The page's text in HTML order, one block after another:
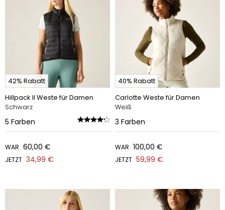
42% Rabatt
Hillpack II Weste für Damen
Schwarz
5 Farben
WAR 60,00 €
JETZT 34,99 €
40% Rabatt
Carlotte Weste für Damen
Weiß
3 Farben
WAR 100,00 €
JETZT 59,99 €